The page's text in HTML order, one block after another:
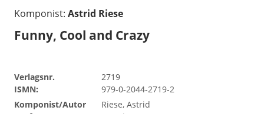
Komponist: Astrid Riese
Funny, Cool and Crazy
Verlagsnr.
2719
ISMN:
979-0-2044-2719-2
Komponist/Autor
Riese, Astrid